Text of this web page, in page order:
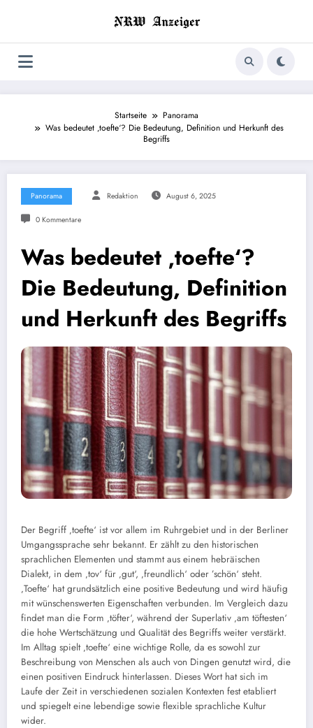
Startseite
Panorama
Was bedeutet ‚toefte‘? Die Bedeutung, Definition und Herkunft des
Begriffs
Panorama Redaktion August 6, 2025
0 Kommentare
Was bedeutet ‚toefte‘?
Die Bedeutung, Definition
und Herkunft des Begriffs
Der Begriff ‚toefte‘ ist vor allem im Ruhrgebiet und in der Berliner
Umgangssprache sehr bekannt. Er zählt zu den historischen
sprachlichen Elementen und stammt aus einem hebräischen
Dialekt, in dem ‚tov‘ für ‚gut‘, ‚freundlich‘ oder ’schön‘ steht.
‚Toefte‘ hat grundsätzlich eine positive Bedeutung und wird häufig
mit wünschenswerten Eigenschaften verbunden. Im Vergleich dazu
findet man die Form ‚töfter‘, während der Superlativ ‚am töftesten‘
die hohe Wertschätzung und Qualität des Begriffs weiter verstärkt.
Im Alltag spielt ‚toefte‘ eine wichtige Rolle, da es sowohl zur
Beschreibung von Menschen als auch von Dingen genutzt wird, die
einen positiven Eindruck hinterlassen. Dieses Wort hat sich im
Laufe der Zeit in verschiedenen sozialen Kontexten fest etabliert
und spiegelt eine lebendige sowie flexible sprachliche Kultur
wider.